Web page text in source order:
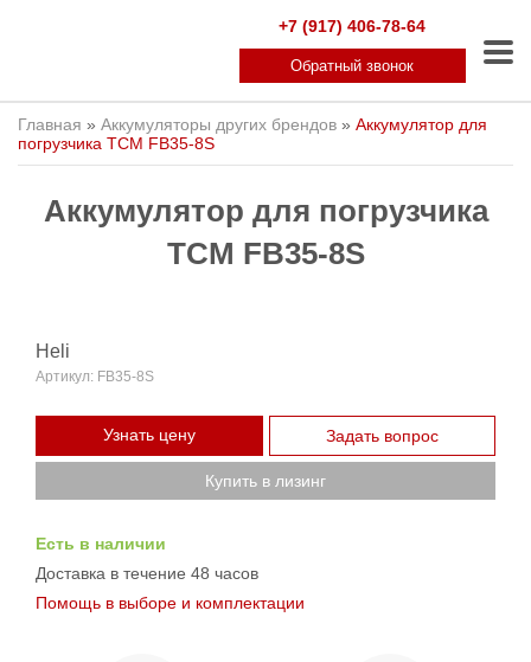
+7 (917) 406-78-64
Обратный звонок
Главная » Аккумуляторы других брендов » Аккумулятор для
погрузчика ТСМ FB35-8S
Аккумулятор для погрузчика
ТСМ FB35-8S
Heli
Артикул: FB35-8S
Узнать цену Задать вопрос
Купить в лизинг
Есть в наличии
Доставка в течение 48 часов
Помощь в выборе и комплектации